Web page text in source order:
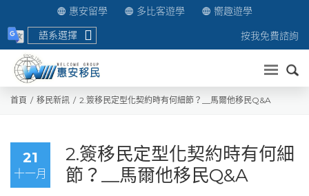
惠安留學 多比客遊學
嚮趣遊學
語系選擇
按我免費諮詢
送出
首頁 移民新訊 2.簽移民定型化契約時有何細節？__馬爾他移民Q&A
21
十一月
2.簽移民定型化契約時有何細
節？__馬爾他移民Q&A